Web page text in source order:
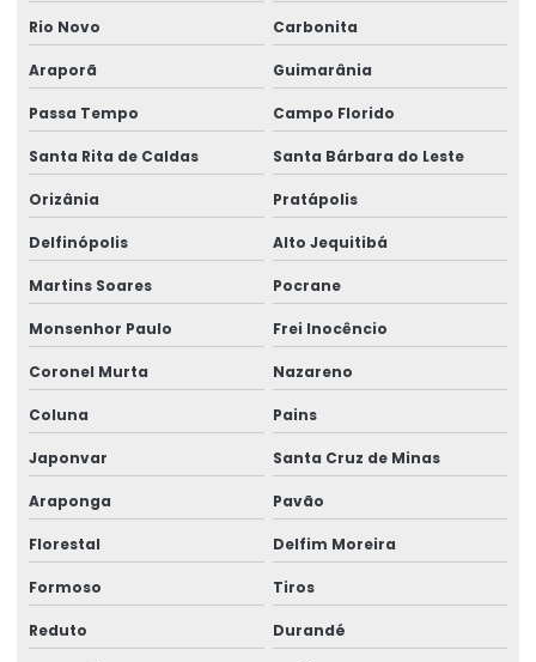
Rio Novo Carbonita
Araporã Guimarânia
Passa Tempo Campo Florido
Santa Rita de Caldas Santa Bárbara do Leste
Orizânia Pratápolis
Delfinópolis Alto Jequitibá
Martins Soares Pocrane
Monsenhor Paulo Frei Inocêncio
Coronel Murta Nazareno
Coluna Pains
Japonvar Santa Cruz de Minas
Araponga Pavão
Florestal Delfim Moreira
Formoso Tiros
Reduto Durandé